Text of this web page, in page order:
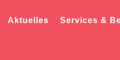
Aktuelles Services &